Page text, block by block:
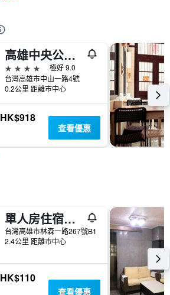
高雄中央公園英迪格酒店
4星級
極好 9.0
台灣高雄市中山一路4號
0.2公里 距離市中心
HK$918
查看優惠
單人房住宿空間- 高雄林森館
台灣高雄市林森一路267號B1
2.4公里 距離市中心
HK$110
查看優惠